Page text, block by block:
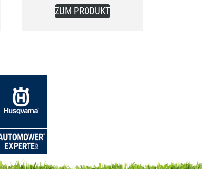
ZUM PRODUKT